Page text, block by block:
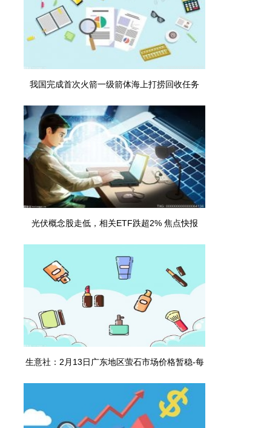
我国完成首次火箭一级箭体海上打捞回收任务
光伏概念股走低，相关ETF跌超2% 焦点快报
生意社：2月13日广东地区萤石市场价格暂稳-每